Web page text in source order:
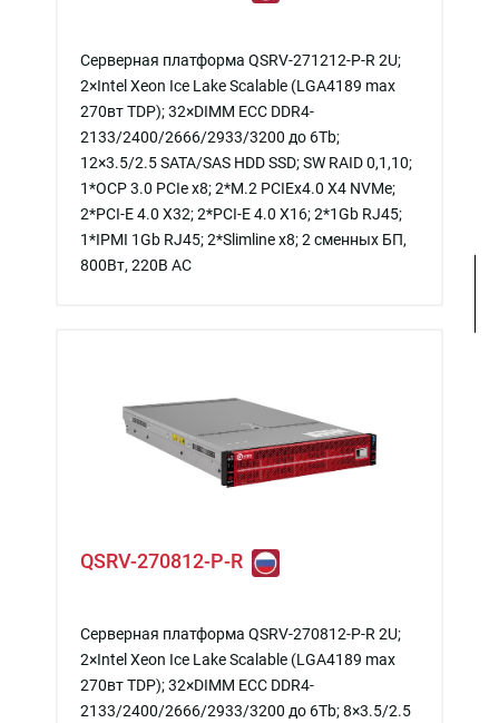
Серверная платформа QSRV-271212-P-R 2U;
2×Intel Xeon Ice Lake Scalable (LGA4189 max
270вт TDP); 32×DIMM ECC DDR4-
2133/2400/2666/2933/3200 до 6Tb;
12×3.5/2.5 SATA/SAS HDD SSD; SW RAID 0,1,10;
1*OCP 3.0 PCIe x8; 2*M.2 PCIEx4.0 X4 NVMe;
2*PCI-E 4.0 X32; 2*PCI-E 4.0 X16; 2*1Gb RJ45;
1*IPMI 1Gb RJ45; 2*Slimline x8; 2 сменных БП,
800Вт, 220В АС
QSRV-270812-P-R
Серверная платформа QSRV-270812-P-R 2U;
2×Intel Xeon Ice Lake Scalable (LGA4189 max
270вт TDP); 32×DIMM ECC DDR4-
2133/2400/2666/2933/3200 до 6Tb; 8×3.5/2.5